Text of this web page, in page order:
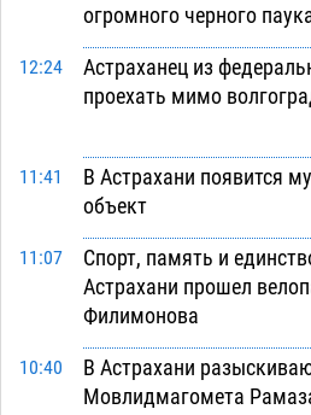
огромного черного
12:24
Астраханец из
проехать мимо
11:41
В Астрахани появится
объект
11:07
Спорт, память и
Астрахани прошел
Филимонова
10:40
В Астрахани
Мовлидмагомета